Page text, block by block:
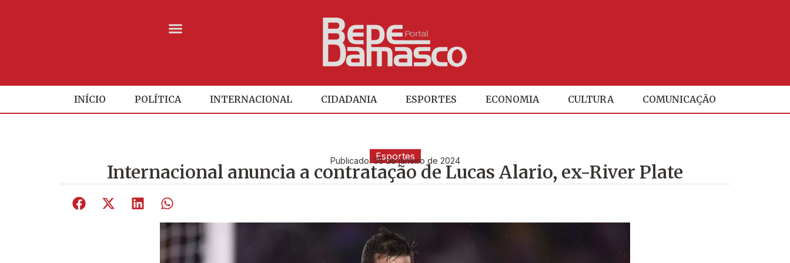
INÍCIO POLÍTICA INTERNACIONAL CIDADANIA ESPORTES ECONOMIA CULTURA COMUNICAÇÃO
Esportes
Publicado: 05 de janeiro de 2024
Internacional anuncia a contratação de Lucas Alario, ex-River Plate